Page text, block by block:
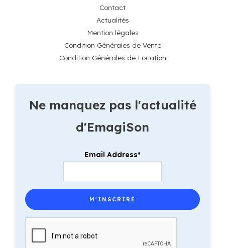
Contact
Actualités
Mention légales
Condition Générales de Vente
Condition Générales de Location
Ne manquez pas l'actualité
d'EmagiSon
Email Address*